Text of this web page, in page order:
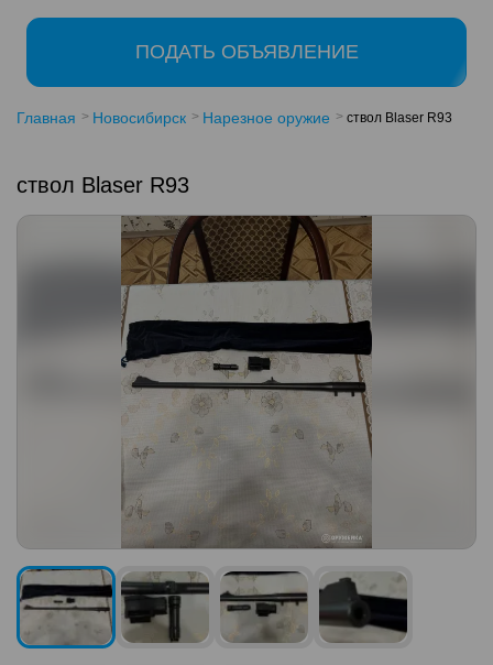
ПОДАТЬ ОБЪЯВЛЕНИЕ
Главная Новосибирск Нарезное оружие ствол Blaser R93
ствол Blaser R93